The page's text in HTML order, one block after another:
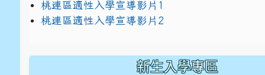
link to https://docs.google.com/
桃連區適性入學宣導影片1
link to https://docs.google.com/
桃連區適性入學宣導影片2
新生入學專區